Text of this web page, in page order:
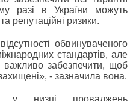
разі в України можуть
репутаційні ризики.
обвинуваченого
стандартів, але
важливо забезпечити, щоб
- зазначила вона.